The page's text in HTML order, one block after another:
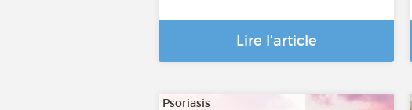
Lire l'article
Psoriasis